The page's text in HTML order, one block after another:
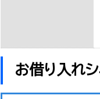
お借り入れシ